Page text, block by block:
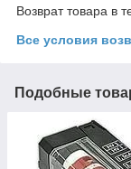
Возврат товара в
Все условия
Подобные